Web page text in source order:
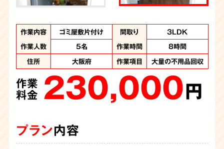
作業内容 ゴミ屋敷片付け 間取り
3LDK
作業人数
5名 作業時間
8時間
住所
大阪府 作業項目 大量の不用品回収
作業
料金 230,000円
プラン内容
作業内容 ゴミ屋敷片付け 間取り
3LDK
作業人数
6名 作業時間
8時間
住所
大阪府 作業項目
大量の不用品回
収 2トントラック１
台 パッカー車１台
作業 280,000
作業内容 ゴミ屋敷片付け 間取り
2DK
作業人数
5名 作業日数
１日
住所
大阪 作業項目
大量の不用品回収、
ハウスクリーニング
作業
料金 250,000円
プラン内容
作業内容 ゴミ屋敷片付け 間取り
3LDK
作業人数
4名 作業日数
1日
住所
大阪府 作業項目
大量の不用品回
収 2トンロングト
ラック1台分・パッカ
ー車2台分の処分
料金 320,000
作業内容 ゴミ屋敷片付け 間取り
1DK
作業人数
5名 作業日数
1日
住所
大阪 作業項目 大量の不用品回収
作業
料金 190,000円
プラン内容
作業内容 ゴミ屋敷片付け 間取り
1K
作業人数
3名 作業日数
3時間
住所
大阪 作業項目 大量の不用品回収
作業
料金 200,000円
プラン内容
作業内容 ゴミ屋敷片付け 間取り
1DK
作業人数
3名 作業時間
4時間
住所
大阪府 作業項目
大量に不用品回
収 2トントラック1
台 パッカー車１台
作業 200,000
作業内容 ゴミ屋敷片付け 間取り
3LDK
作業人数
７名 作業時間
8時間
住所
大阪府 作業項目 大量の不用品回収
作業
料金 270,000円
プラン内容
作業内容 ゴミ屋敷片付け 間取り
2DK
作業人数
4名 作業日数
6時間
住所
大阪 作業項目 大量の不用品回収
作業
料金 130,000円
プラン内容
作業内容 汚部屋片付け 間取り
1K
作業人数
6名 作業日数
1日
住所
大阪 作業項目 大量の不用品回収
作業
料金 500,000円
プラン内容